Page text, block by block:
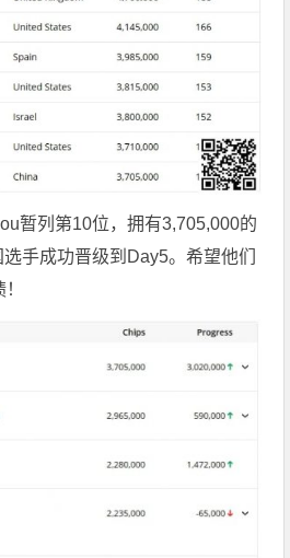
暂列第10位，拥有3,705,000的
手成功晋级到Day5。希望他们